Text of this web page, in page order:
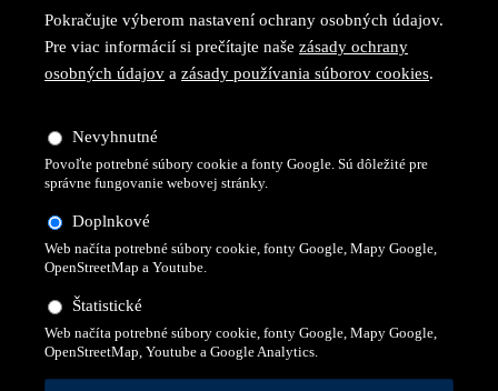
sieťach
© 2026 Všetky práva vyhradené pre Vysokú školu technickú a
Pokračujte výberom nastavení ochrany osobných údajov.
Pre viac informácií si prečítajte našezásady ochrany
osobných údajov azásady používania súborov cookies.
Nevyhnutné
Povoľte potrebné súbory cookie a fonty Google. Sú dôležité pre
správne fungovanie webovej stránky.
Doplnkové
Web načíta potrebné súbory cookie, fonty Google, Mapy Google,
OpenStreetMap a Youtube.
Štatistické
Web načíta potrebné súbory cookie, fonty Google, Mapy Google,
OpenStreetMap, Youtube a Google Analytics.